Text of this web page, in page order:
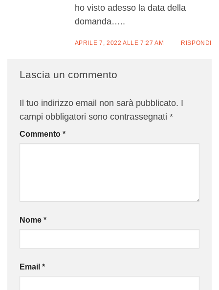
ho visto adesso la data della
domanda…..
APRILE 7, 2022 ALLE 7:27 AM RISPONDI
Lascia un commento
Il tuo indirizzo email non sarà pubblicato. I
campi obbligatori sono contrassegnati *
Commento *
Nome *
Email *